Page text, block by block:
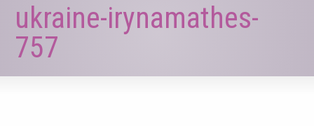
ukraine-irynamathes-
757